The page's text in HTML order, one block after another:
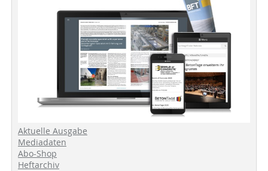
Aktuelle Ausgabe
Mediadaten
Abo-Shop
Heftarchiv